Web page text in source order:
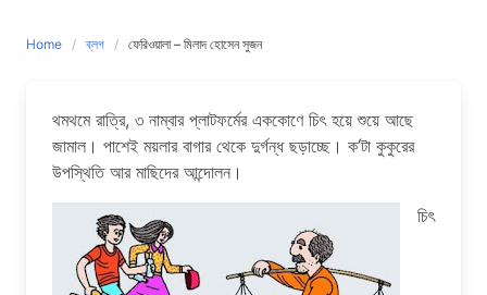
Home ব্লগ ফেরিওয়ালা – মিলাদ হোসেন সুজন
থমথমে রাত্রি, ৩ নাম্বার প্লাটফর্মের এককোণে চিৎ হয়ে শুয়ে আছে
জামাল। পাশেই ময়লার বাগার থেকে দুর্গন্ধ ছড়াচ্ছে। ক’টা কুকুরের
উপস্থিতি আর মাছিদের আন্দোলন।
চিৎ